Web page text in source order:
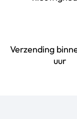
Verzending
uur